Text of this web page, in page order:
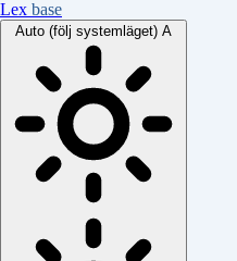
Lex base
Auto (följ systemläget) A